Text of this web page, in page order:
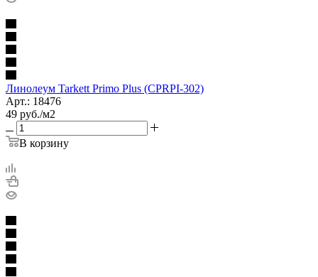
Линолеум Tarkett Primo Plus (CPRPI-302)
Арт.: 18476
49 руб./м2
В корзину